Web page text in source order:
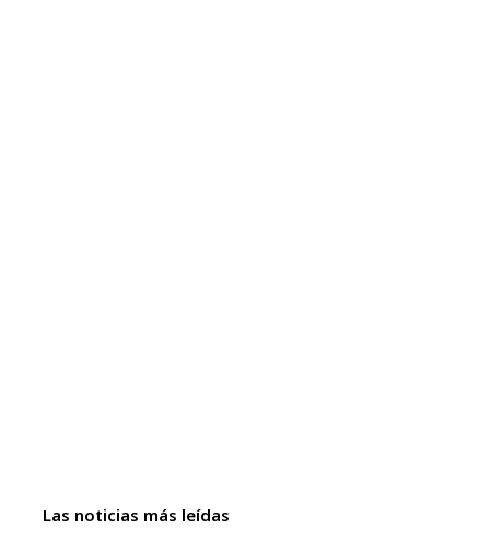
Las noticias más leídas